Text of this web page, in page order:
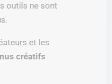
outils ne sont
et les
créatifs